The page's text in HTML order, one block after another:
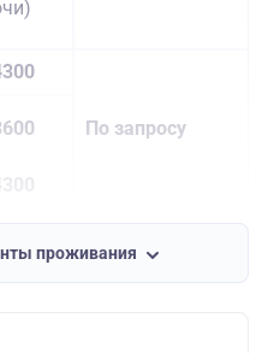
По запросу
проживания